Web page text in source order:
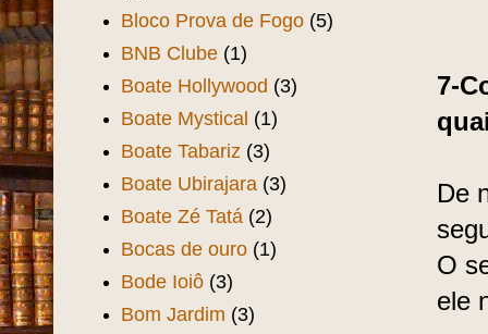
7-
De
O
ele
Bloco Prova de Fogo (5)
BNB Clube (1)
Boate Hollywood (3)
Boate Mystical (1)
Boate Tabariz (3)
Boate Ubirajara (3)
Boate Zé Tatá (2)
Bocas de ouro (1)
Bode Ioiô (3)
Bom Jardim (3)